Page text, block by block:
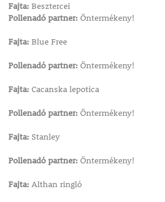
Fajta:Besztercei
Pollenadó partner:Öntermékeny!
Fajta:Blue Free
Pollenadó partner:Öntermékeny!
Fajta:Cacanska lepotica
Pollenadó partner:Öntermékeny!
Fajta:Stanley
Pollenadó partner:Öntermékeny!
Fajta:Althan ringló